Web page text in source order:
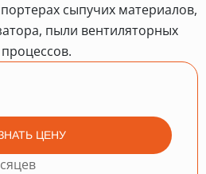
сыпучих материалов,
пыли вентиляторных
ЦЕНУ